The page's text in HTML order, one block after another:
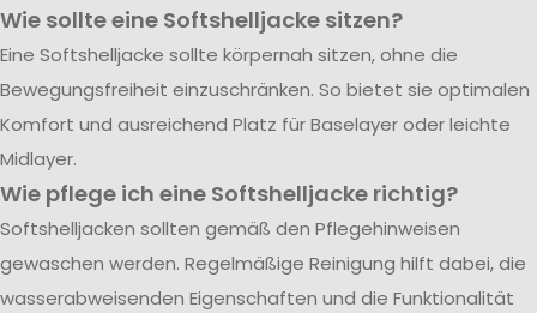
Wie sollte eine Softshelljacke sitzen?
Eine Softshelljacke sollte körpernah sitzen, ohne die
Bewegungsfreiheit einzuschränken. So bietet sie optimalen
Komfort und ausreichend Platz für Baselayer oder leichte
Midlayer.
Wie pflege ich eine Softshelljacke richtig?
Softshelljacken sollten gemäß den Pflegehinweisen
gewaschen werden. Regelmäßige Reinigung hilft dabei, die
wasserabweisenden Eigenschaften und die Funktionalität